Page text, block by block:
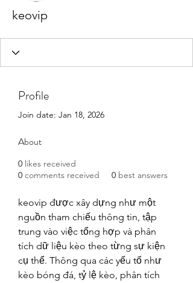
keovip
Profile
Join date: Jan 18, 2026
About
0 likes received
0 comments received 0 best answers
keovip được xây dựng như một
nguồn tham chiếu thông tin, tập
trung vào việc tổng hợp và phân
tích dữ liệu kèo theo từng sự kiện
cụ thể. Thông qua các yếu tố như
kèo bóng đá, tỷ lệ kèo, phân tích